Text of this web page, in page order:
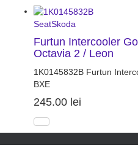
SeatSkoda
Furtun Intercooler
Octavia 2 / Leon
1K0145832B Furtun
BXE
245.00 lei